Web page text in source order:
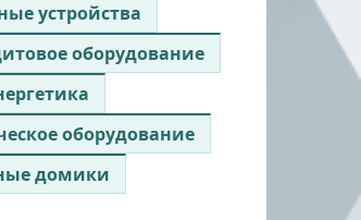
устройства
оборудование
оборудование
домики